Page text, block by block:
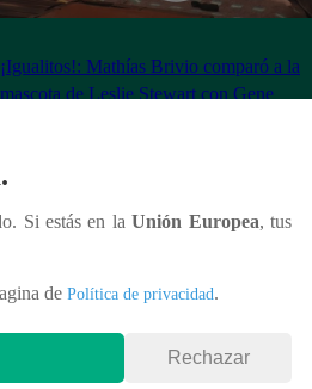
¡Igualitos!: Mathías Brivio comparó a la
mascota de Leslie Stewart con Gene
Si estás en laUnión Europea, tus
de Política de privacidad.
Rechazar